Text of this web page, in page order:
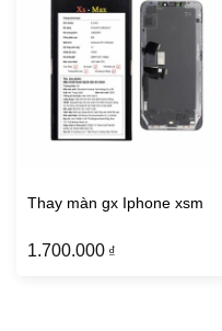
Thay màn gx Iphone xsm
1.700.000 ₫